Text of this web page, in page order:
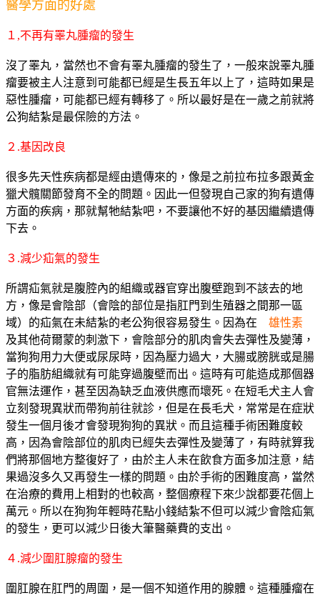
醫學方面的好處
１,不再有睪丸腫瘤的發生
沒了睪丸，當然也不會有睪丸腫瘤的發生了，一般來說睪丸腫
瘤要被主人注意到可能都已經是生長五年以上了，這時如果是
惡性腫瘤，可能都已經有轉移了。所以最好是在一歲之前就將
公狗結紮是最保險的方法。
２.基因改良
很多先天性疾病都是經由遺傳來的，像是之前拉布拉多跟黃金
獵犬髖關節發育不全的問題。因此一但發現自己家的狗有遺傳
方面的疾病，那就幫牠結紮吧，不要讓他不好的基因繼續遺傳
下去。
３.減少疝氣的發生
所謂疝氣就是腹腔內的組織或器官穿出腹壁跑到不該去的地
方，像是會陰部（會陰的部位是指肛門到生殖器之間那一區
域）的疝氣在未結紮的老公狗很容易發生。因為在 雄性素
及其他荷爾蒙的刺激下，會陰部分的肌肉會失去彈性及變薄，
當狗狗用力大便或尿尿時，因為壓力過大，大腸或膀胱或是腸
子的脂肪組織就有可能穿過腹壁而出。這時有可能造成那個器
官無法運作，甚至因為缺乏血液供應而壞死。在短毛犬主人會
立刻發現異狀而帶狗前往就診，但是在長毛犬，常常是在症狀
發生一個月後才會發現狗狗的異狀。而且這種手術困難度較
高，因為會陰部位的肌肉已經失去彈性及變薄了，有時就算我
們將那個地方整復好了，由於主人未在飲食方面多加注意，結
果過沒多久又再發生一樣的問題。由於手術的困難度高，當然
在治療的費用上相對的也較高，整個療程下來少說都要花個上
萬元。所以在狗狗年輕時花點小錢結紮不但可以減少會陰疝氣
的發生，更可以減少日後大筆醫藥費的支出。
４.減少圍肛腺瘤的發生
圍肛腺在肛門的周圍，是一個不知道作用的腺體。這種腫瘤在